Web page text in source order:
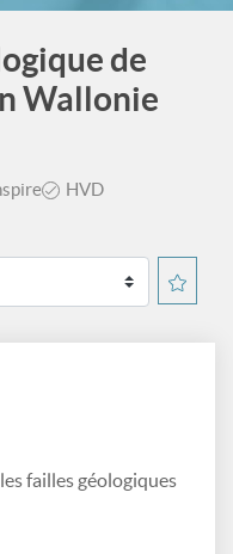
de
Wallonie
HVD
failles géologiques